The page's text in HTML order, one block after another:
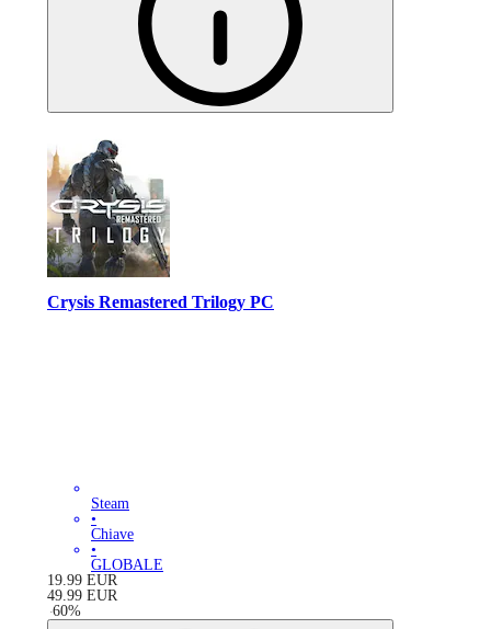
Crysis Remastered Trilogy PC
Steam
•
Chiave
•
GLOBALE
19.99 EUR
49.99 EUR
-60%